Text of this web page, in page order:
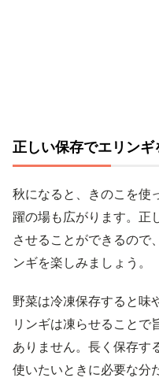
正しい保存でエリンギ
秋になると、きのこを使
躍の場も広がります。正
させることができるので
ンギを楽しみましょう。
野菜は冷凍保存すると味
リンギは凍らせることで
ありません。長く保存す
使いたいときに必要な分